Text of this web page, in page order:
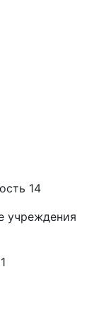
14
учреждения